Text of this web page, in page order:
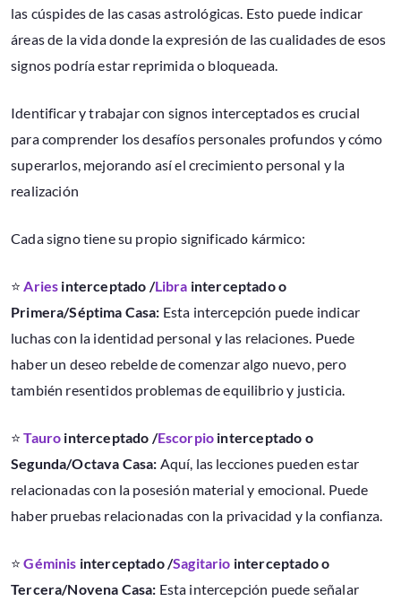
las cúspides de las casas astrológicas. Esto puede indicar
áreas de la vida donde la expresión de las cualidades de esos
signos podría estar reprimida o bloqueada.
Identificar y trabajar con signos interceptados es crucial
para comprender los desafíos personales profundos y cómo
superarlos, mejorando así el crecimiento personal y la
realización
Cada signo tiene su propio significado kármico:
⭐ Aries interceptado /Libra interceptado o
Primera/Séptima Casa: Esta intercepción puede indicar
luchas con la identidad personal y las relaciones. Puede
haber un deseo rebelde de comenzar algo nuevo, pero
también resentidos problemas de equilibrio y justicia.
⭐ Tauro interceptado /Escorpio interceptado o
Segunda/Octava Casa: Aquí, las lecciones pueden estar
relacionadas con la posesión material y emocional. Puede
haber pruebas relacionadas con la privacidad y la confianza.
⭐ Géminis interceptado /Sagitario interceptado o
Tercera/Novena Casa: Esta intercepción puede señalar